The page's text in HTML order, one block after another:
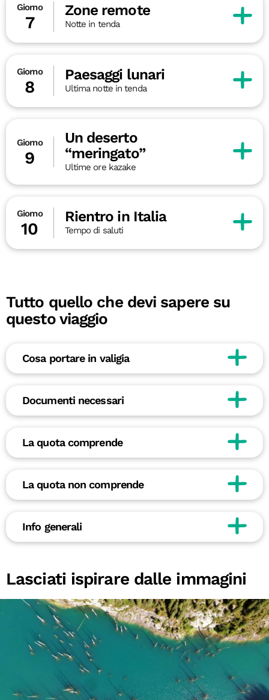
Giorno
7
Zone remote
Notte in tenda
Giorno
8
Paesaggi lunari
Ultima notte in tenda
Giorno
9
Un deserto
“meringato”
Ultime ore kazake
Giorno
10
Rientro in Italia
Tempo di saluti
Tutto quello che devi sapere su
questo viaggio
Cosa portare in valigia
Documenti necessari
La quota comprende
La quota non comprende
Info generali
Lasciati ispirare dalle immagini